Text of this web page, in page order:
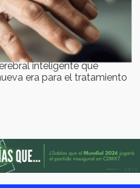
inteligente que
era para el tratamiento